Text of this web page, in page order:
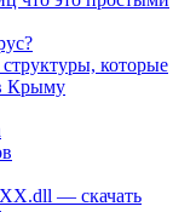
которые
Крыму
— скачать